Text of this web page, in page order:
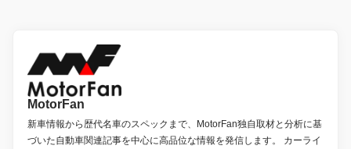
MotorFan
新車情報から歴代名車のスペックまで、MotorFan独自取材と分析に基
づいた自動車関連記事を中心に高品位な情報を発信します。 カーライ